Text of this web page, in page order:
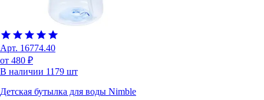
Арт. 16774.40
от 480 ₽
В наличии 1179 шт
Детская бутылка для воды Nimble